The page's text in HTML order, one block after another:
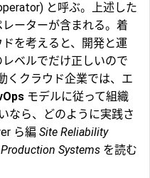
と呼ぶ。上述した
ーターが含まれる。着
を考えると、開発と運
ベルでだけ正しいので
くクラウド企業では、エ
モデルに従って組織
なら、どのように実践さ
ら編 Site Reliability
Systems を読む